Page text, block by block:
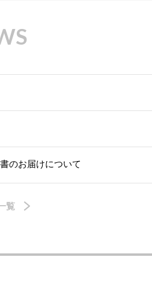
のお届けについて
覧